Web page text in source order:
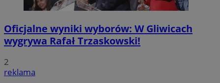
Oficjalne wyniki wyborów: W Gliwicach
wygrywa Rafał Trzaskowski!
2
reklama